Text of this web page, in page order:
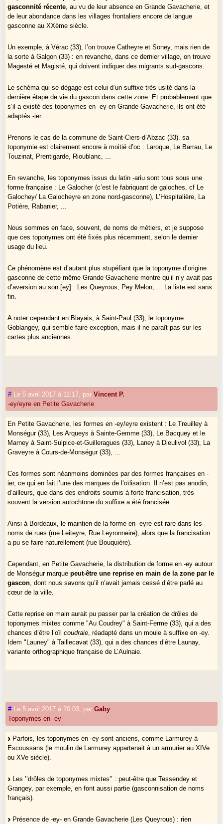
gasconnité récente , au vu de leur absence en Grande Gavacherie, et
de leur abondance dans les villages frontaliers encore de langue
gasconne au XXème siècle.
Un exemple, à Vérac (33), l’on trouve Catheyre et Soney, mais rien de
la sorte à Galgon (33) : en revanche, dans ce dernier village, on trouve
Magesté et Magisté, qui doivent indiquer des migrants sud-gascons.
Le schéma qui se dégage est celui d’un suffixe très usité dans la
dernière étape de vie du gascon dans cette zone. Et probablement que
s’il a existé des toponymes en -ey en Grande Gavacherie, ils ont été
adaptés -ier.
Prenons le cas de la commune de Saint-Ciers-d’Abzac (33). sa
toponymie est clairement encore à moitié d’oc : Laroque, Le Barrau, Le
Touzinat, Prentigarde, Rioublanc, ...
En revanche, les toponymes issus du latin -ariu sont tous sous une
forme française : Le Galocher (c’est le fabriquant de galoches, cf Le
Galochey/ La Galocheyre en zone nord-gasconne), L’Hospitalière, La
Potière, Rabanier, ...
Nous sommes en face, souvent, de noms de métiers, et je suppose
que ces toponymes ont été fixés plus récemment, selon le dernier
usage du lieu.
Ce phénomène est d’autant plus stupéfiant que la toponyme d’origine
gasconne de cette même Grande Gavacherie montre qu’il n’y avait pas
d’aversion au son [eÿ] : Les Queyrous, Pey Melon, ... La liste est sans
fin.
A noter cependant en Blayais, à Saint-Paul (33), le toponyme
Goblangey, qui semble faire exception, mais il ne paraît pas sur les
cartes plus anciennes.
# Le 5 avril 2017 à 11:17 parVincent P.
-ey/eyre en Petite Gavacherie
En Petite Gavacherie, les formes en -ey/eyre existent : Le Treuilley à
Monségur (33), Les Arqueys à Sainte-Gemme (33), Le Bacquey et le
Marney à Saint-Sulpice-et-Guilleragues (33), Laney à Dieulivol (33), La
Graveyre à Cours-de-Monségur (33), ...
Ces formes sont néanmoins dominées par des formes françaises en -
ier, ce qui en fait l’une des marques de l’oïlisation. Il n’est pas anodin,
d’ailleurs, que dans des endroits soumis à forte francisation, très
souvent la version autochtone du suffixe a été francisée.
Ainsi à Bordeaux, le maintien de la forme en -eyre est rare dans les
noms de rues (rue Leiteyre, Rue Leyronneire), alors que la francisation
a pu se faire naturellement (rue Bouquière).
Cependant, en Petite Gavacherie, la distribution de forme en -ey autour
de Monségur marquepeut-être une reprise en main de la zone par le
gascon , dont nous savons qu’il n’avait jamais cessé d’être parlé au
cœur de la ville.
Cette reprise en main aurait pu passer par la création de drôles de
toponymes mixtes comme "Au Coudrey" à Saint-Ferme (33), qui a des
chances d’être l’oïlcoudraie , réadapté dans un moule à suffixe en -ey.
Idem "Launey" à Taillecavat (33), qui a des chances d’être Launay,
variante orthographique française de L’Aulnaie.
# Le 5 avril 2017 à 20:03 parGaby
Toponymes en -ey
Parfois, les toponymes en -ey sont anciens, comme Larmurey à
Escoussans (le moulin de Larmurey appartenait à un armurier au XIVe
ou XVe siècle).
Les ’’drôles de toponymes mixtes’’ : peut-être que Tessendey et
Grangey, par exemple, en font aussi partie (gasconnisation de noms
français).
Présence de -ey- en Grande Gavacherie (Les Queyrous) : rien